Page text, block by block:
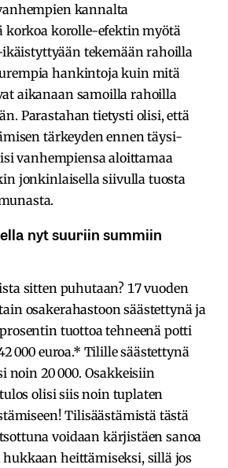
kannalta
korkoa korolle-efektin myötä
tekemään rahoilla
hankintoja kuin mitä
aikanaan samoilla rahoilla
Parastahan tietysti olisi, että
tärkeyden ennen täysi-
vanhempiensa aloittamaa
jonkinlaisella siivulla tuosta
nyt suuriin summiin
sitten puhutaan? 17 vuoden
osakerahastoon säästettynä ja
tuottoa tehneenä potti
000 euroa.* Tilille säästettynä
noin 20 000. Osakkeisiin
olisi siis noin tuplaten
Tilisäästämistä tästä
voidaan kärjistäen sanoa
heittämiseksi, sillä jos